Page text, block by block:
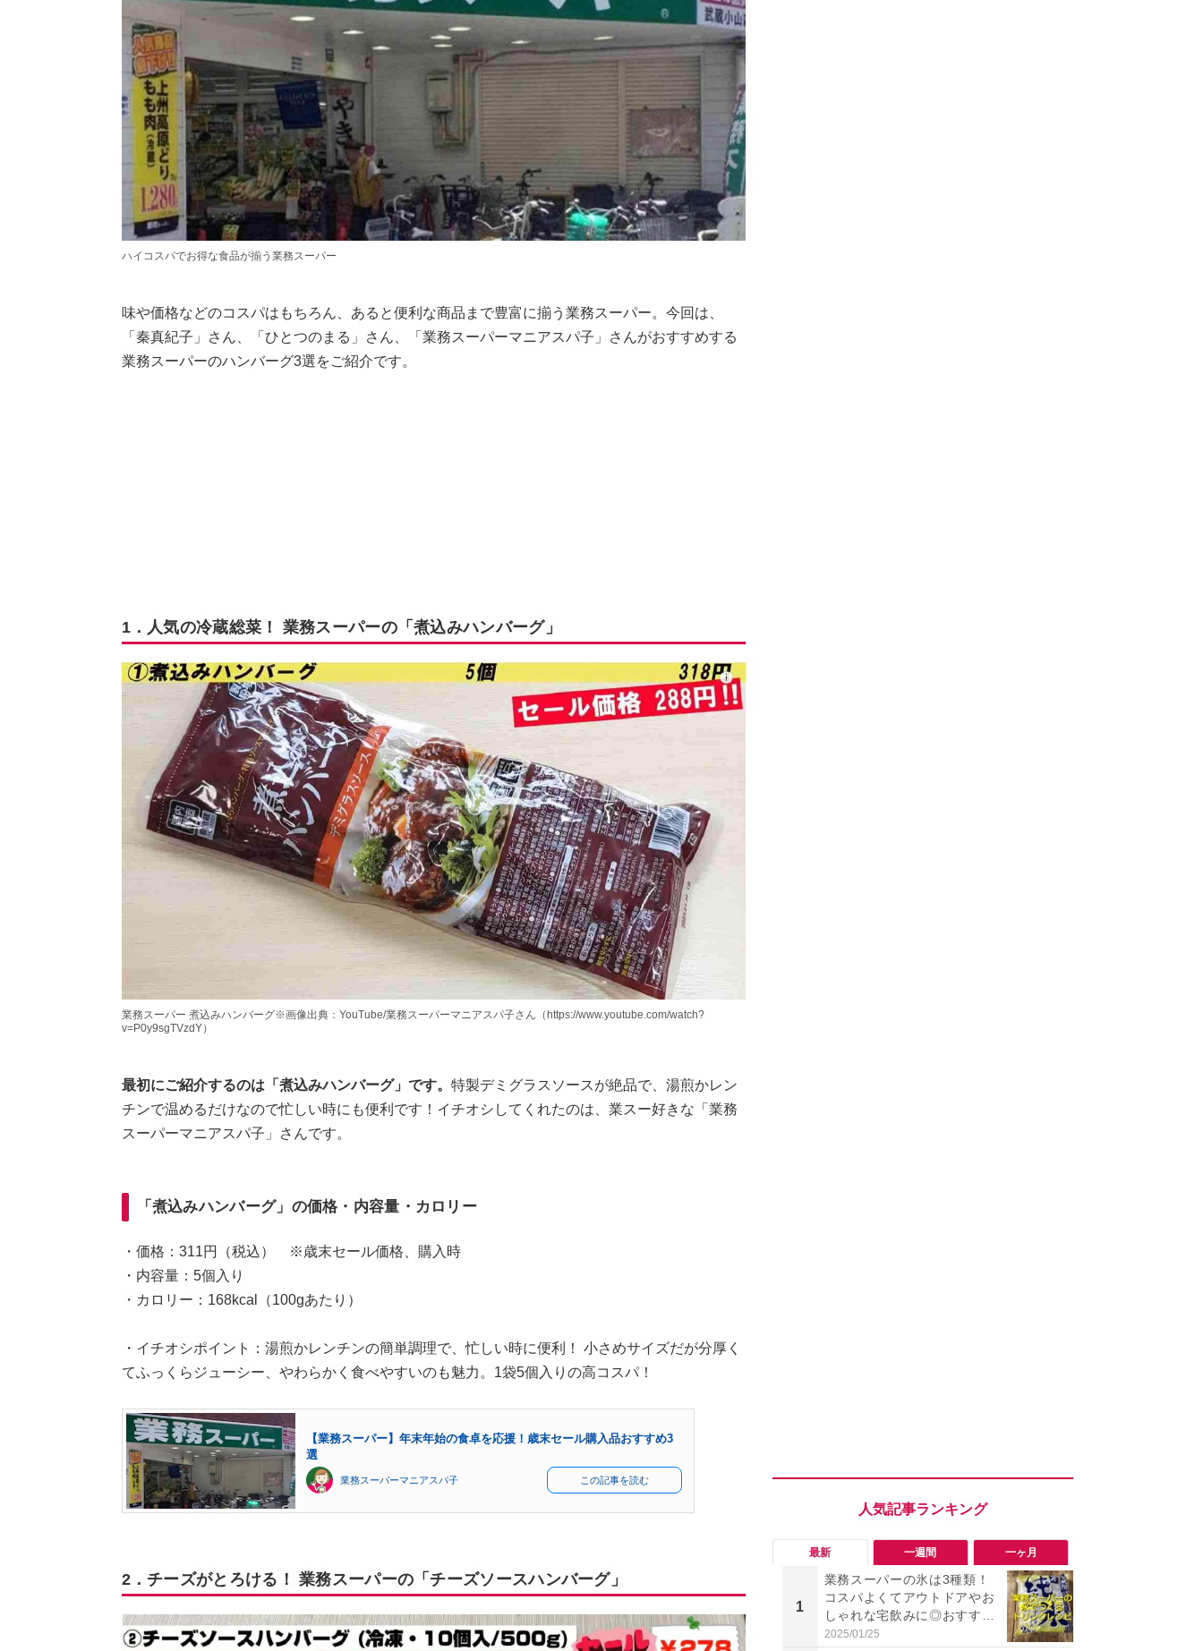
ハイコスパでお得な食品が揃う業務スーパー
味や価格などのコスパはもちろん、あると便利な商品まで豊富に揃う業務スーパー。今回は、
「秦真紀子」さん、「ひとつのまる」さん、「業務スーパーマニアスパ子」さんがおすすめする
業務スーパーのハンバーグ3選をご紹介です。
1．人気の冷蔵総菜！ 業務スーパーの「煮込みハンバーグ」
業務スーパー 煮込みハンバーグ※画像出典：YouTube/業務スーパーマニアスパ子さん（https://www.youtube.com/watch?
v=P0y9sgTVzdY）
最初にご紹介するのは「煮込みハンバーグ」です。 特製デミグラスソースが絶品で、湯煎かレン
チンで温めるだけなので忙しい時にも便利です！イチオシしてくれたのは、業スー好きな「業務
スーパーマニアスパ子」さんです。
「煮込みハンバーグ」の価格・内容量・カロリー
・価格：311円（税込） ※歳末セール価格、購入時
・内容量：5個入り
・カロリー：168kcal（100gあたり）
・イチオシポイント：湯煎かレンチンの簡単調理で、忙しい時に便利！ 小さめサイズだが分厚く
てふっくらジューシー、やわらかく食べやすいのも魅力。1袋5個入りの高コスパ！
【業務スーパー】年末年始の食卓を応援！歳末セール購入品おすすめ3
選
業務スーパーマニアスパ子 この記事を読む
2．チーズがとろける！ 業務スーパーの「チーズソースハンバーグ」
最新 一週間 一ヶ月
1
業務スーパーの氷は3種類！
コスパよくてアウトドアやお
しゃれな宅飲みに◎おすすめ
は2kg「純氷 オーロラアイ
2025/01/25